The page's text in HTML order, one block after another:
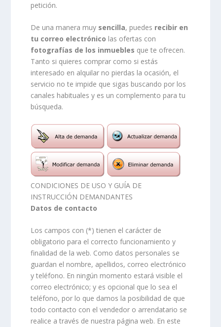
petición.
De una manera muy sencilla, puedes recibir en
tu correo electrónico las ofertas con
fotografías de los inmuebles que te ofrecen.
Tanto si quieres comprar como si estás
interesado en alquilar no pierdas la ocasión, el
servicio no te impide que sigas buscando por los
canales habituales y es un complemento para tu
búsqueda.
CONDICIONES DE USO Y GUÍA DE
INSTRUCCIÓN DEMANDANTES
Datos de contacto
Los campos con (*) tienen el carácter de
obligatorio para el correcto funcionamiento y
finalidad de la web. Como datos personales se
guardan el nombre, apellidos, correo electrónico
y teléfono. En ningún momento estará visible el
correo electrónico; y es opcional que lo sea el
teléfono, por lo que damos la posibilidad de que
todo contacto con el vendedor o arrendatario se
realice a través de nuestra página web. En este